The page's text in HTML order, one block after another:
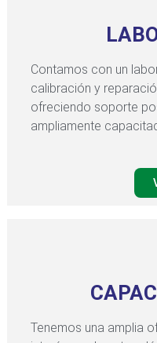
Contamos con un
calibración y
ofreciendo soporte
ampliamente
Tenemos una amplia